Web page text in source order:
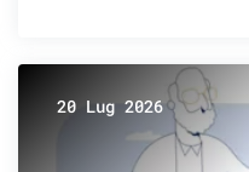
20 Lug 2026